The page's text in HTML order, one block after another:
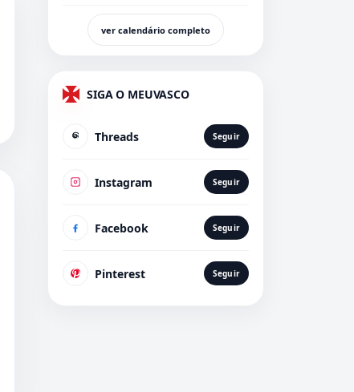
ver calendário completo
SIGA O MEUVASCO
Threads Seguir
Instagram Seguir
Facebook Seguir
Pinterest Seguir